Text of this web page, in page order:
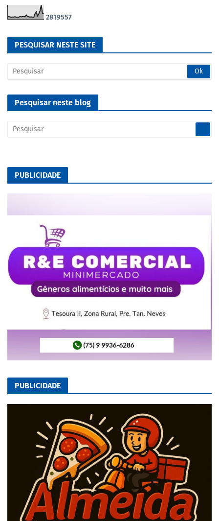
2819557
PESQUISAR NESTE SITE
Pesquisar neste blog
PUBLICIDADE
PUBLICIDADE